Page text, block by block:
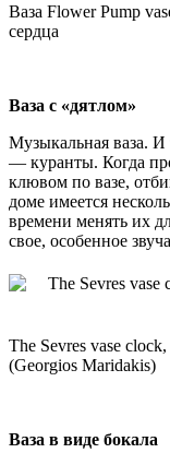
Ваза Flower Pump
сердца
Ваза с «дятлом»
Музыкальная ваза. И
— куранты. Когда
клювом по вазе,
доме имеется
времени менять их
свое, особенное
The Sevres vase
(Georgios Maridakis)
Ваза в виде бокала